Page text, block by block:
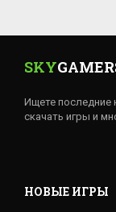
SKY
Ищете последние
скачать игры и
НОВЫЕ ИГРЫ